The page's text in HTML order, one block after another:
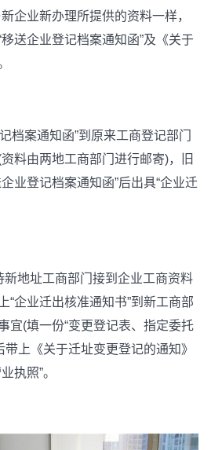
企业新办理所提供的资料一样，
送企业登记档案通知函”及《关于
案通知函”到原来工商登记部门
料由两地工商部门进行邮寄)，旧
业登记档案通知函”后出具“企业迁
地址工商部门接到企业工商资料
“企业迁出核准通知书”到新工商部
宜(填一份“变更登记表、指定委托
带上《关于迁址变更登记的通知》
执照”。